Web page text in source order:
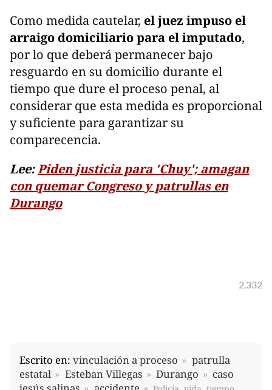
Como medida cautelar, el juez impuso el
arraigo domiciliario para el imputado,
por lo que deberá permanecer bajo
resguardo en su domicilio durante el
tiempo que dure el proceso penal, al
considerar que esta medida es proporcional
y suficiente para garantizar su
comparecencia.
Lee:Piden justicia para 'Chuy'; amagan
con quemar Congreso y patrullas en
Durango
2,332
Escrito en: vinculación a proceso
patrulla
estatal
Esteban Villegas Durango
caso